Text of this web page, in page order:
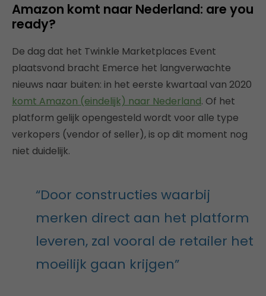
Amazon komt naar Nederland: are you
ready?
De dag dat het Twinkle Marketplaces Event
plaatsvond bracht Emerce het langverwachte
nieuws naar buiten: in het eerste kwartaal van 2020
komt Amazon (eindelijk) naar Nederland. Of het
platform gelijk opengesteld wordt voor alle type
verkopers (vendor of seller), is op dit moment nog
niet duidelijk.
“Door constructies waarbij
merken direct aan het platform
leveren, zal vooral de retailer het
moeilijk gaan krijgen”